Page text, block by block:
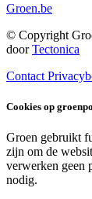
Groen.be
© Copyright
doorTectonica
Contact
Cookies op
Groen gebruikt
zijn om de
verwerken geen
nodig.